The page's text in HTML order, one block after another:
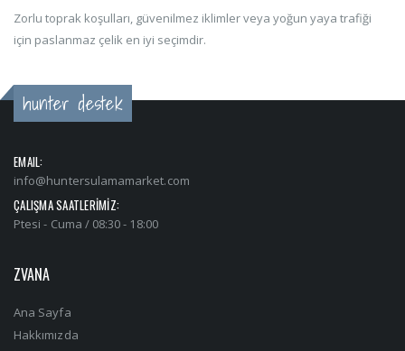
Zorlu toprak koşulları, güvenilmez iklimler veya yoğun yaya trafiği
için paslanmaz çelik en iyi seçimdir.
hunter destek
EMAIL:
info@huntersulamamarket.com
ÇALIŞMA SAATLERİMİZ:
Ptesi - Cuma / 08:30 - 18:00
ZVANA
Ana Sayfa
Hakkımızda